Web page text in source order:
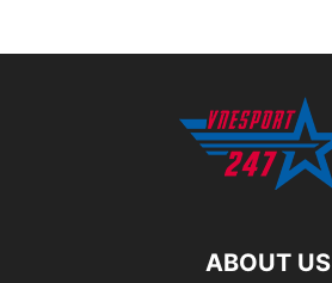
ABOUT US